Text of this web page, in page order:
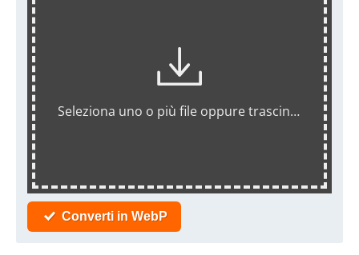
Seleziona uno o più file oppure trascinali qui.
Converti in WebP